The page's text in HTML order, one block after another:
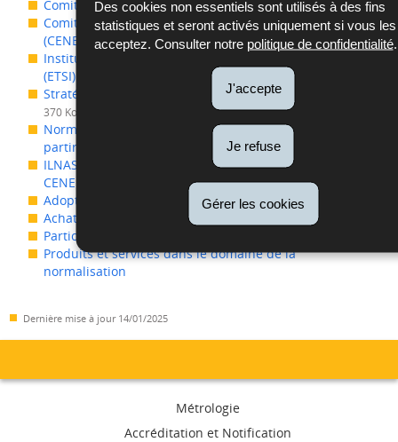
Des cookies non essentiels sont utilisés à des fins
statistiques et seront activés uniquement si vous les
acceptez. Consulter notre politique de confidentialité.
J'accepte
Je refuse
Gérer les cookies
Comité Européen de Normalisation (CEN)
Comité européen de normalisation électrotechnique
(CENELEC)
Institut européen des normes de télécommunication
(ETSI)
Stratégie normative luxembourgeoise 2024-2030
370 Ko)
Normes citées dans la législation luxembourgeoise à
partir de 1980
ILNAS/OLN/A013 – Représentation de l’ILNAS au CEN et
CENELEC Technical Board (BT) (Pdf - 113 Ko)
Adoption et création de normes nationales
Achat et consultation de normes
Participer à la normalisation
Produits et services dans le domaine de la
normalisation
Dernière mise à jour 14/01/2025
Métrologie
Accréditation et Notification